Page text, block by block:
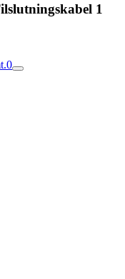
1
0